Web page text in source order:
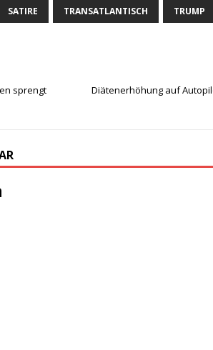
SATIRE TRANSATLANTISCH TRUMP
sprengt
Diätenerhöhung auf